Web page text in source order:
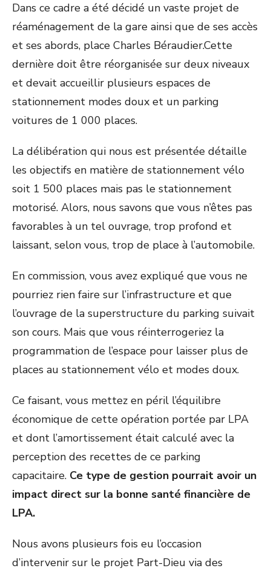
Dans ce cadre a été décidé un vaste projet de
réaménagement de la gare ainsi que de ses accès
et ses abords, place Charles Béraudier.Cette
dernière doit être réorganisée sur deux niveaux
et devait accueillir plusieurs espaces de
stationnement modes doux et un parking
voitures de 1 000 places.
La délibération qui nous est présentée détaille
les objectifs en matière de stationnement vélo
soit 1 500 places mais pas le stationnement
motorisé. Alors, nous savons que vous n’êtes pas
favorables à un tel ouvrage, trop profond et
laissant, selon vous, trop de place à l’automobile.
En commission, vous avez expliqué que vous ne
pourriez rien faire sur l’infrastructure et que
l’ouvrage de la superstructure du parking suivait
son cours. Mais que vous réinterrogeriez la
programmation de l’espace pour laisser plus de
places au stationnement vélo et modes doux.
Ce faisant, vous mettez en péril l’équilibre
économique de cette opération portée par LPA
et dont l’amortissement était calculé avec la
perception des recettes de ce parking
capacitaire. Ce type de gestion pourrait avoir un
impact direct sur la bonne santé financière de
LPA.
Nous avons plusieurs fois eu l’occasion
d’intervenir sur le projet Part-Dieu via des